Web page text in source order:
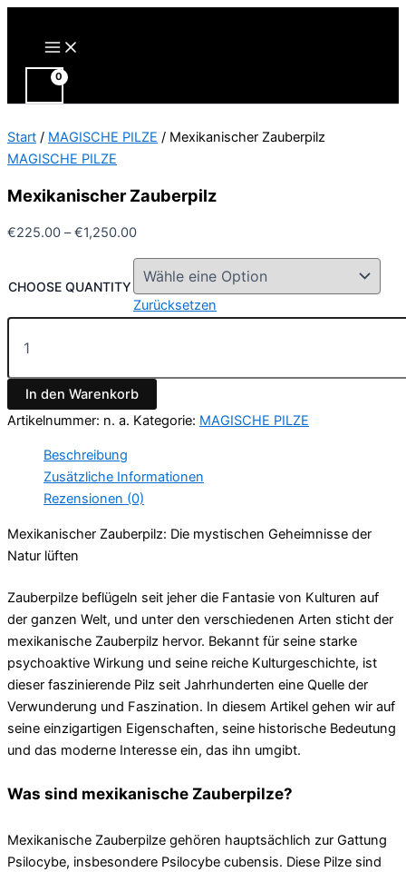
Main
Menu
Start / MAGISCHE PILZE / Mexikanischer Zauberpilz
MAGISCHE PILZE
Mexikanischer Zauberpilz
€225.00 –€1,250.00Preisspanne:
bis
€1,250.00
CHOOSE QUANTITY
Zurücksetzen
Mexikanischer
Zauberpilz
In den Warenkorb
Artikelnummer: n. a. Kategorie: MAGISCHE PILZE
Beschreibung
Zusätzliche Informationen
Rezensionen (0)
Mexikanischer Zauberpilz: Die mystischen Geheimnisse der
Natur lüften
Zauberpilze beflügeln seit jeher die Fantasie von Kulturen auf
der ganzen Welt, und unter den verschiedenen Arten sticht der
mexikanische Zauberpilz hervor. Bekannt für seine starke
psychoaktive Wirkung und seine reiche Kulturgeschichte, ist
dieser faszinierende Pilz seit Jahrhunderten eine Quelle der
Verwunderung und Faszination. In diesem Artikel gehen wir auf
seine einzigartigen Eigenschaften, seine historische Bedeutung
und das moderne Interesse ein, das ihn umgibt.
Was sind mexikanische Zauberpilze?
Mexikanische Zauberpilze gehören hauptsächlich zur Gattung
Psilocybe, insbesondere Psilocybe cubensis. Diese Pilze sind